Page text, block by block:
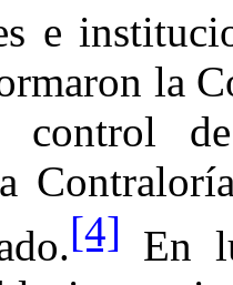
e
la
control
[4] En